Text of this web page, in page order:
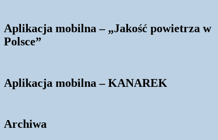
Aplikacja mobilna – „Jakość powietrza w
Polsce”
Aplikacja mobilna – KANAREK
Archiwa